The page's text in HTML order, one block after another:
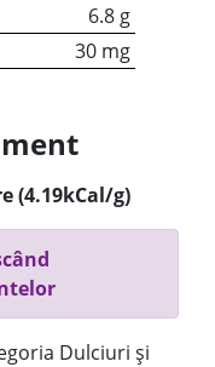
6.8 g
30 mg
(4.19kCal/g)
Dulciuri și